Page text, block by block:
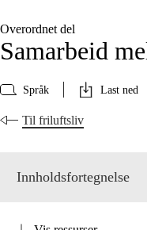
Overordnet del
Samarbeid
Språk Last ned
Til friluftsliv
Innholdsfortegnelse